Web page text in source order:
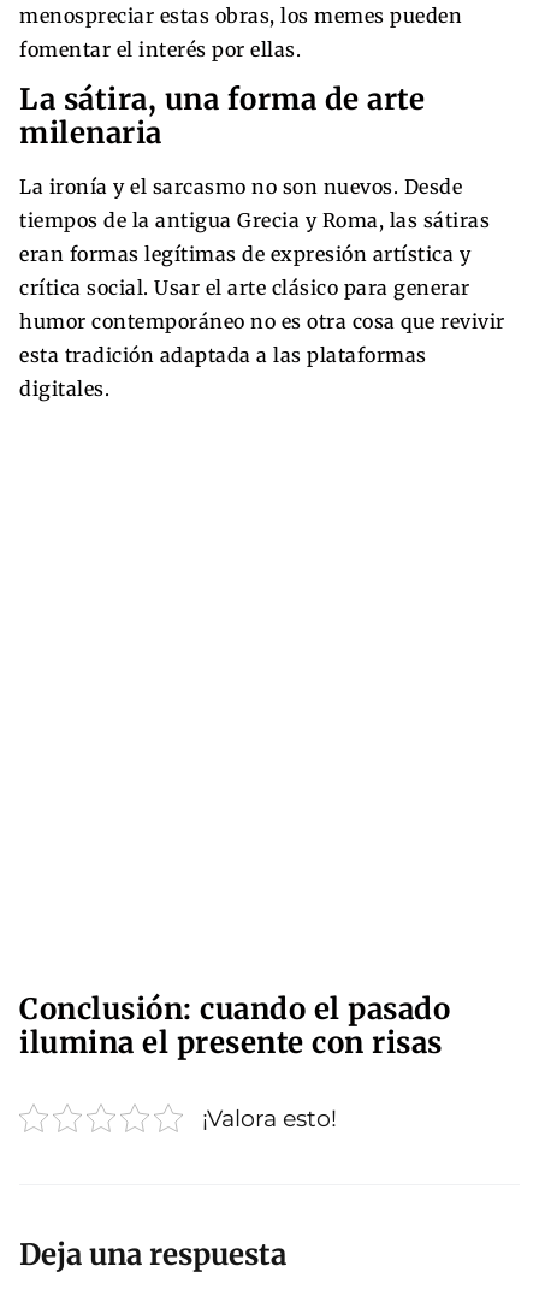
menospreciar estas obras, los memes pueden
fomentar el interés por ellas.
La sátira, una forma de arte
milenaria
La ironía y el sarcasmo no son nuevos. Desde
tiempos de la antigua Grecia y Roma, las sátiras
eran formas legítimas de expresión artística y
crítica social. Usar el arte clásico para generar
humor contemporáneo no es otra cosa que revivir
esta tradición adaptada a las plataformas
digitales.
Conclusión: cuando el pasado
ilumina el presente con risas
¡Valora esto!
Deja una respuesta